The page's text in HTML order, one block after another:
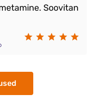
Soovitan